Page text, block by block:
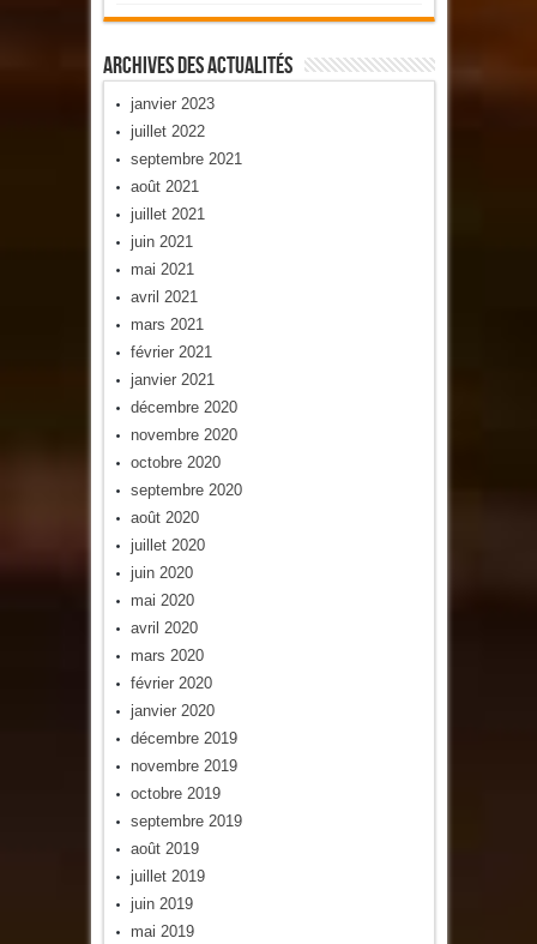
Archives Des Actualités
janvier 2023
juillet 2022
septembre 2021
août 2021
juillet 2021
juin 2021
mai 2021
avril 2021
mars 2021
février 2021
janvier 2021
décembre 2020
novembre 2020
octobre 2020
septembre 2020
août 2020
juillet 2020
juin 2020
mai 2020
avril 2020
mars 2020
février 2020
janvier 2020
décembre 2019
novembre 2019
octobre 2019
septembre 2019
août 2019
juillet 2019
juin 2019
mai 2019